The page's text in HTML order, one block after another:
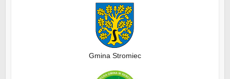
Gmina Stromiec